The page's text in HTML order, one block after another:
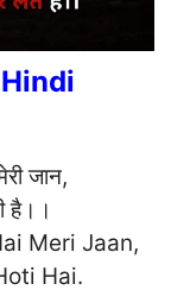
जान,
है।।
Meri Jaan,
Hai.